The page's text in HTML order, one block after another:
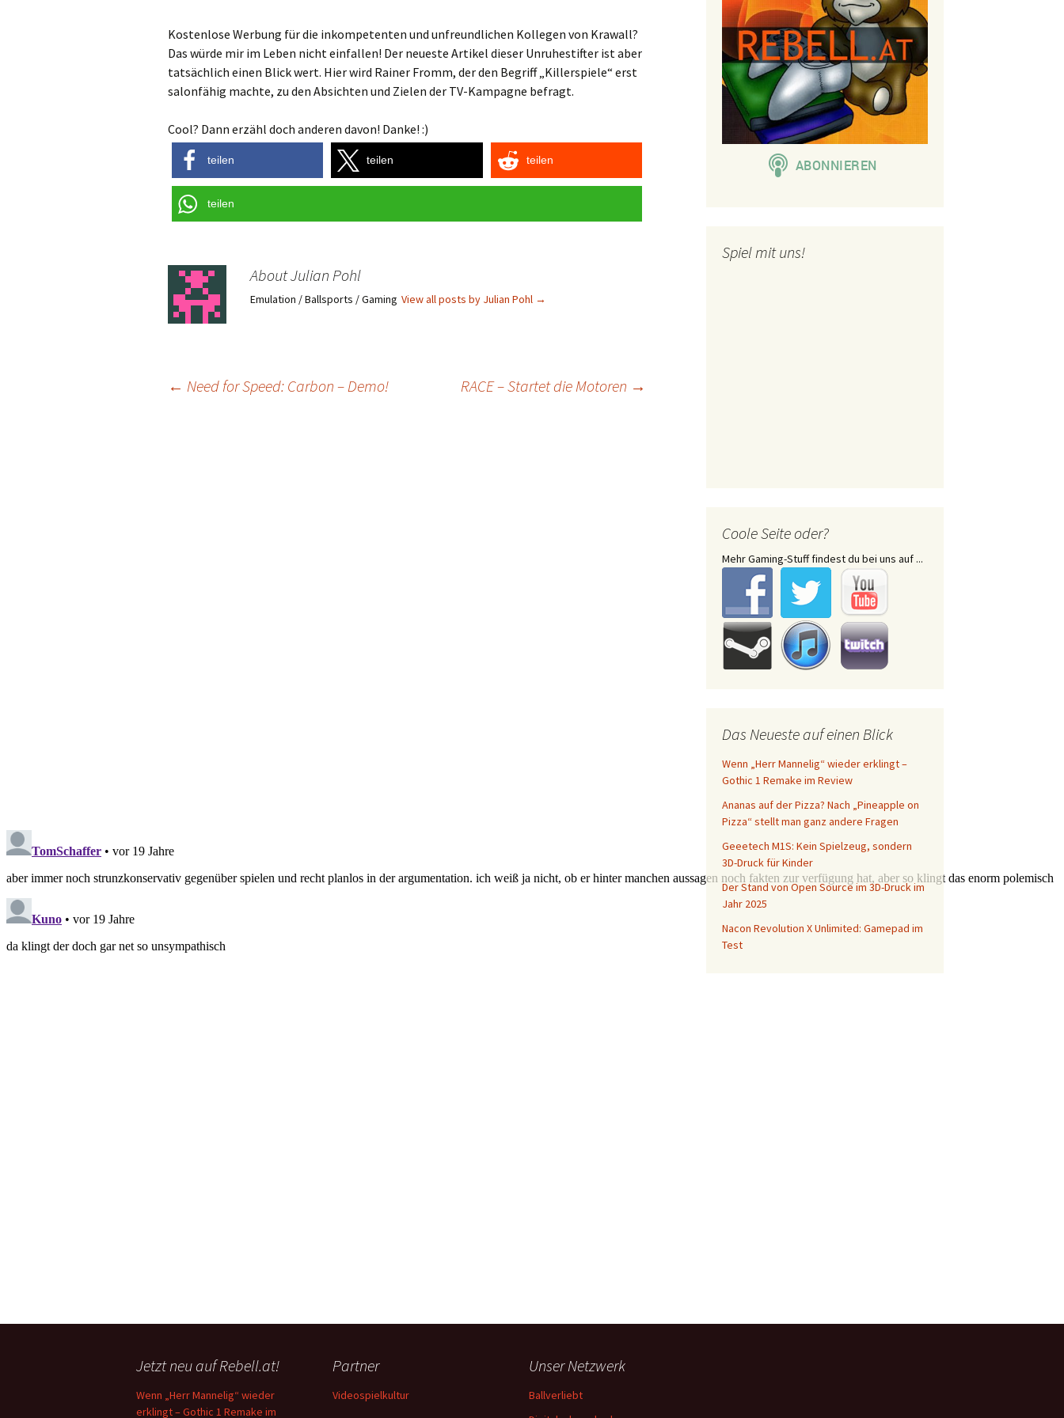
Kostenlose Werbung für die inkompetenten und unfreundlichen Kollegen von Krawall?
Das würde mir im Leben nicht einfallen! Der neueste Artikel dieser Unruhestifter ist aber
tatsächlich einen Blick wert. Hier wird Rainer Fromm, der den Begriff „Killerspiele“ erst
salonfähig machte, zu den Absichten und Zielen der TV-Kampagne befragt.
Cool? Dann erzähl doch anderen davon! Danke! :)
teilen teilen teilen
teilen
About Julian Pohl
Emulation / Ballsports / Gaming View all posts by Julian Pohl →
← Need for Speed: Carbon – Demo! RACE – Startet die Motoren →
Spiel mit uns!
Coole Seite oder?
Mehr Gaming-Stuff findest du bei uns auf ...
Das Neueste auf einen Blick
Wenn „Herr Mannelig“ wieder erklingt –
Gothic 1 Remake im Review
Ananas auf der Pizza? Nach „Pineapple on
Pizza“ stellt man ganz andere Fragen
Geeetech M1S: Kein Spielzeug, sondern
3D-Druck für Kinder
Der Stand von Open Source im 3D-Druck im
Jahr 2025
Nacon Revolution X Unlimited: Gamepad im
Test
Jetzt neu auf Rebell.at!
Wenn „Herr Mannelig“ wieder
erklingt – Gothic 1 Remake im
Partner
Videospielkultur
Unser Netzwerk
Ballverliebt